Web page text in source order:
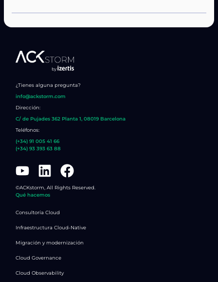
¿Tienes alguna pregunta?
info@ackstorm.com
Dirección:
C/ de Pujades 362 Planta 1, 08019 Barcelona
Teléfonos:
(+34) 91 005 41 66
(+34) 93 393 63 88​
©ACKstorm, All Rights Reserved.
Qué hacemos
Consultoría Cloud
Infraestructura Cloud-Native
Migración y modernización
Cloud Governance
Cloud Observability